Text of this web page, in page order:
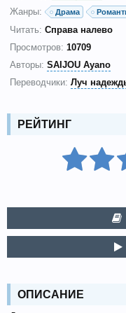
Жанры:
Драма
Читать: Справа налево
Просмотров: 10709
Авторы: SAIJOU Ayano
Переводчики: Луч
РЕЙТИНГ
ОПИСАНИЕ